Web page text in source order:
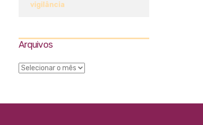
vigilância
Arquivos